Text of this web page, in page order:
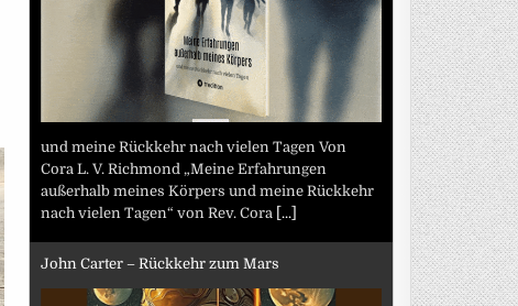
und meine Rückkehr nach vielen Tagen Von
Cora L. V. Richmond „Meine Erfahrungen
außerhalb meines Körpers und meine Rückkehr
nach vielen Tagen“ von Rev. Cora [...]
John Carter – Rückkehr zum Mars